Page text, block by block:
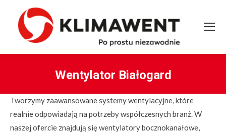
Wentylator Białogard
Tworzymy zaawansowane systemy wentylacyjne, które
realnie odpowiadają na potrzeby współczesnych branż. W
naszej ofercie znajdują się wentylatory bocznokanałowe,